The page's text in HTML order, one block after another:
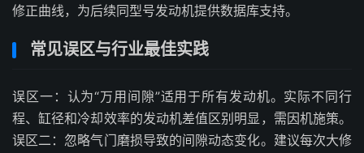
修正曲线，为后续同型号发动机提供数据库支持。
常见误区与行业最佳实践
误区一：认为“万用间隙”适用于所有发动机。实际不同行
程、缸径和冷却效率的发动机差值区别明显，需因机施策。
误区二：忽略气门磨损导致的间隙动态变化。建议每次大修